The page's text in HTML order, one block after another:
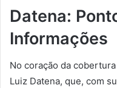
Datena:
Informações
No coração da
Luiz Datena, que, com